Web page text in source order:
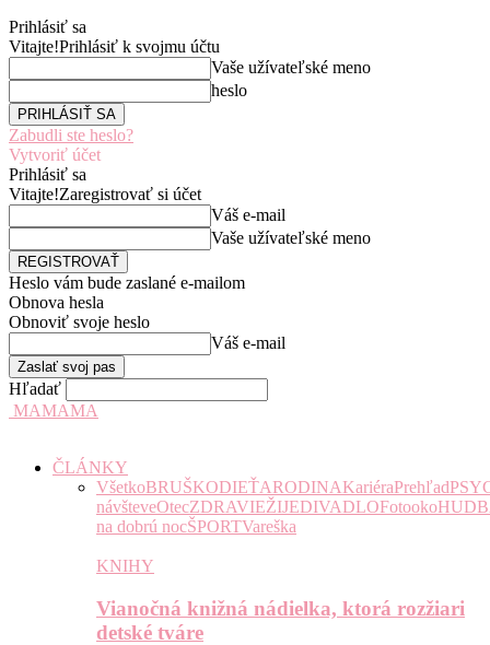
Prihlásiť sa
Vitajte!Prihlásiť k svojmu účtu
Vaše užívateľské meno
heslo
Zabudli ste heslo?
Vytvoriť účet
Prihlásiť sa
Vitajte!Zaregistrovať si účet
Váš e-mail
Vaše užívateľské meno
Heslo vám bude zaslané e-mailom
Obnova hesla
Obnoviť svoje heslo
Váš e-mail
Hľadať
MAMAMA
ČLÁNKY
VšetkoBRUŠKODIEŤARODINAKariéraPrehľad
návšteveOtecZDRAVIEŽIJEDIVADLOFotooko
na dobrú nocŠPORTVareška
KNIHY
Vianočná knižná nádielka, ktorá rozžiari
detské tváre